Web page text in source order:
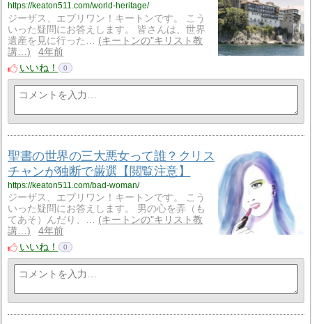
https://keaton511.com/world-heritage/
ジーザス、エブリワン！キートンです。 こう
いった疑問にお答えします。 皆さんは、世界
遺産を見に行った…
キートンの"キリスト教
講…
4年前
いいね！
0
聖書の世界の三大悪女って誰？クリス
チャンが独断で厳選【閲覧注意】
https://keaton511.com/bad-woman/
ジーザス、エブリワン！キートンです。 こう
いった疑問にお答えします。 男の心を弄（も
てあそ）んだり、…
キートンの"キリスト教
講…
4年前
いいね！
0